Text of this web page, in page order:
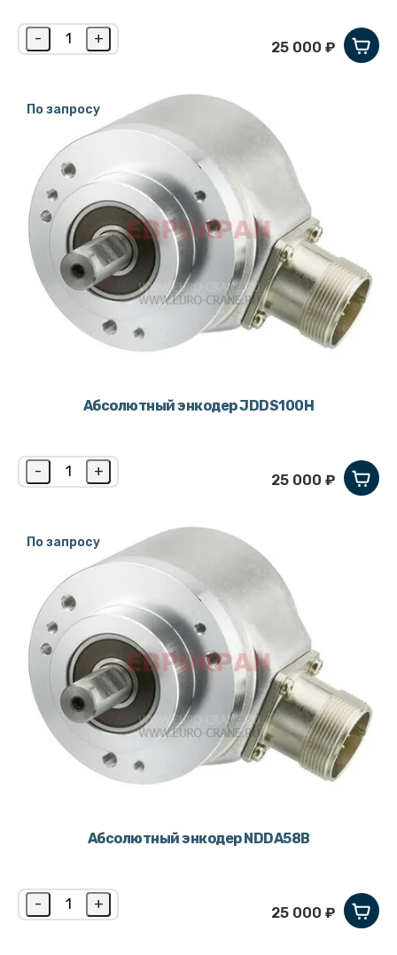
- +
25 000 ₽
По запросу
Абсолютный энкодер JDDS100H
- +
25 000 ₽
По запросу
Абсолютный энкодер NDDA58B
- +
25 000 ₽